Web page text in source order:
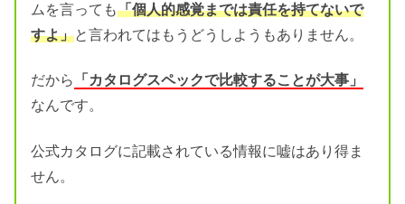
ムを言っても「個人的感覚までは責任を持てないで
すよ」と言われてはもうどうしようもありません。
だから
「カタログスペックで比較することが大事」
なんです。
公式カタログに記載されている情報に嘘はあり得ま
せん。